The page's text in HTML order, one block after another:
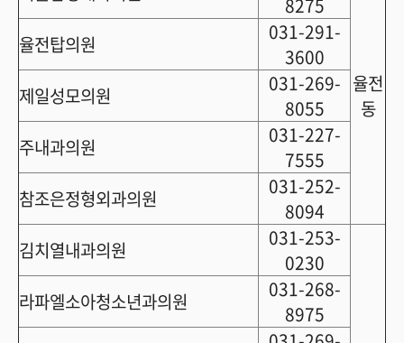
8275
율전
동
율전탑의원
031-291-
3600
제일성모의원
031-269-
8055
주내과의원
031-227-
7555
참조은정형외과의원
031-252-
8094
김치열내과의원
031-253-
0230
라파엘소아청소년과의원
031-268-
8975